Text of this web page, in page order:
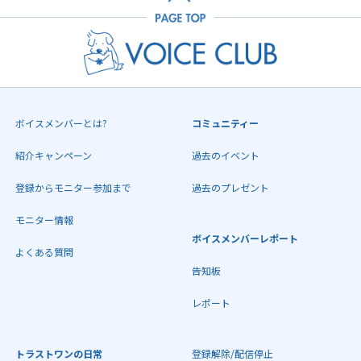
ボイスメンバーとは?
紹介キャンペーン
登録からモニター参加まで
モニター情報
よくある質問
コミュニティー
過去のイベント
過去のプレゼント
ボイスメンバーレポート
告知板
レポート
トラストワンの日常 登録解除/配信停止